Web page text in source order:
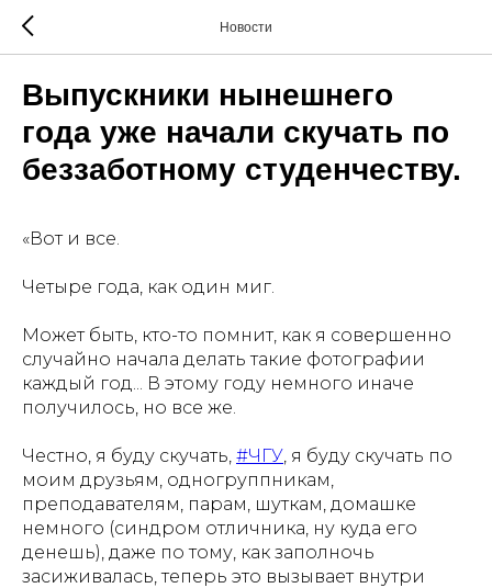
Новости
Выпускники нынешнего
года уже начали скучать по
беззаботному студенчеству.
«Вот и все.
Четыре года, как один миг.
Может быть, кто-то помнит, как я совершенно
случайно начала делать такие фотографии
каждый год... В этому году немного иначе
получилось, но все же.
Честно, я буду скучать, #ЧГУ, я буду скучать по
моим друзьям, одногруппникам,
преподавателям, парам, шуткам, домашке
немного (синдром отличника, ну куда его
денешь), даже по тому, как заполночь
засиживалась, теперь это вызывает внутри